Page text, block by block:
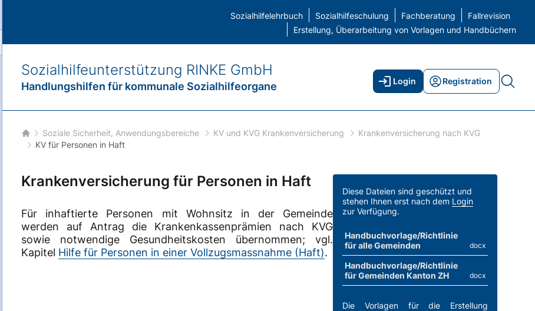
Krankenversicherung Sozialhilfelehrbuch Sozialhilfeschulung Fachberatung
Fallrevision
Erstellung, Überarbeitung von Vorlagen und Handbüchern
Sozialhilfeunterstützung RINKE GmbH
Handlungshilfen für kommunale Sozialhilfeorgane Login Registration
Startseite
Soziale Sicherheit, Anwendungsbereiche KV und KVG Krankenversicherung
Krankenversicherung nach KVG
KV für Personen in Haft
Krankenversicherung für Personen in Haft
Für inhaftierte Personen mit Wohnsitz in der Gemeinde
werden auf Antrag die Krankenkassenprämien nach KVG
sowie notwendige Gesundheitskosten übernommen; vgl.
Kapitel Hilfe für Personen in einer Vollzugsmassnahme (Haft).
Diese Dateien sind geschützt und
stehen Ihnen erst nach dem Login
zur Verfügung.
Handbuchvorlage/Richtlinie
für alle Gemeinden
docx
Handbuchvorlage/Richtlinie
für Gemeinden Kanton ZH
docx
Die Vorlagen für die Erstellung